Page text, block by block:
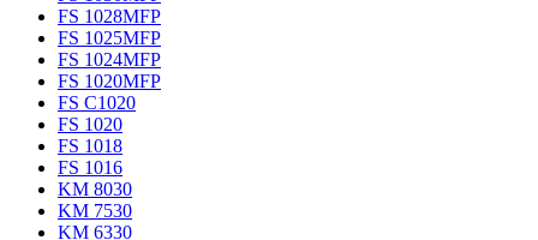
FS 1028MFP
FS 1025MFP
FS 1024MFP
FS 1020MFP
FS C1020
FS 1020
FS 1018
FS 1016
KM 8030
KM 7530
KM 6330